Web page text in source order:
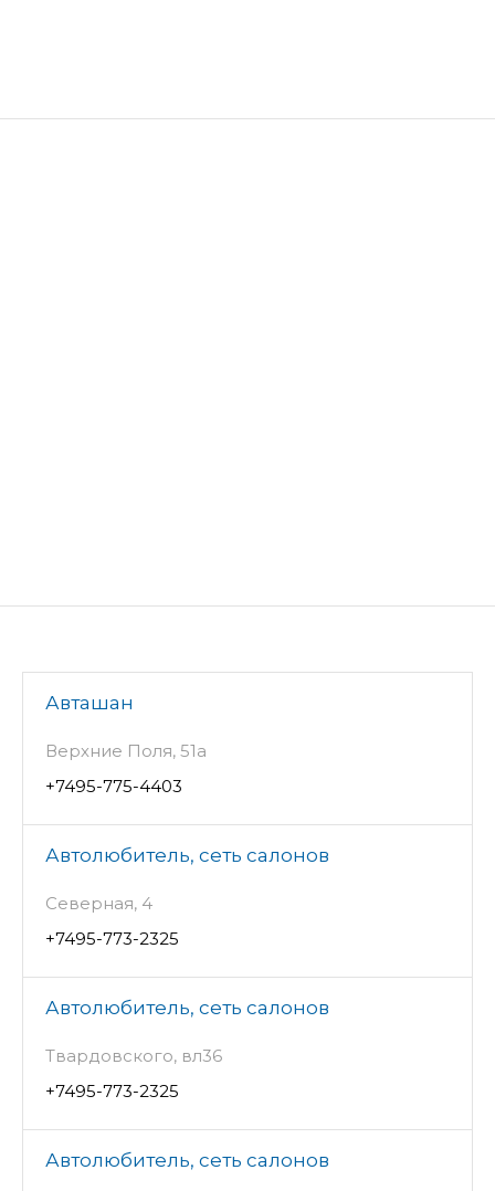
Авташан
Верхние Поля, 51а
+7495-775-4403
Автолюбитель, сеть салонов
Северная, 4
+7495-773-2325
Автолюбитель, сеть салонов
Твардовского, вл36
+7495-773-2325
Автолюбитель, сеть салонов